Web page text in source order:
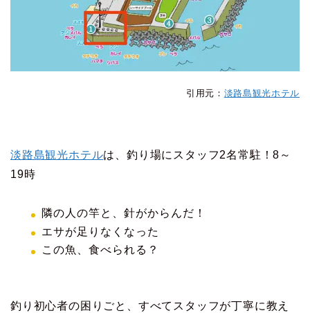
引用元： 淡路島観光ホテル
淡路島観光ホテルは、釣り場にスタッフ2名常駐！8～
19時
隣の人の竿と、針がからんだ！
エサが足りなくなった
この魚、食べられる？
釣り初心者の困りごと、すべてスタッフが丁寧に教え